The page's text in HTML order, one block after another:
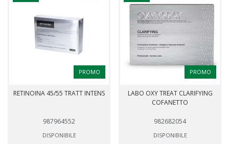
PROMO
RETINOINA 45/55 TRATT INTENS
987964552
DISPONIBILE
PROMO
LABO OXY TREAT CLARIFYING
COFANETTO
982682054
DISPONIBILE